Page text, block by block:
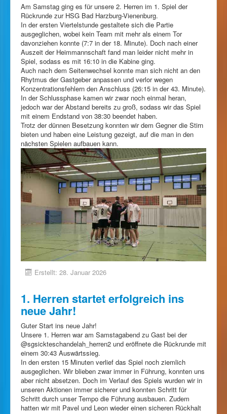
Am Samstag ging es für unsere 2. Herren im 1. Spiel der
Rückrunde zur HSG Bad Harzburg-Vienenburg.
In der ersten Viertelstunde gestaltete sich die Partie
ausgeglichen, wobei kein Team mit mehr als einem Tor
davonziehen konnte (7:7 in der 18. Minute). Doch nach einer
Auszeit der Heimmannschaft fand man leider nicht mehr in
Spiel, sodass es mit 16:10 in die Kabine ging.
Auch nach dem Seitenwechsel konnte man sich nicht an den
Rhytmus der Gastgeber anpassen und verlor wegen
Konzentrationsfehlern den Anschluss (26:15 in der 43. Minute).
In der Schlussphase kamen wir zwar noch einmal heran,
jedoch war der Abstand bereits zu groß, sodass wir das Spiel
mit einem Endstand von 38:30 beendet haben.
Trotz der dünnen Besetzung konnten wir dem Gegner die Stirn
bieten und haben eine Leistung gezeigt, auf die man in den
nächsten Spielen aufbauen kann.
Erstellt: 28. Januar 2026
1. Herren startet erfolgreich ins
neue Jahr!
Guter Start ins neue Jahr!
Unsere 1. Herren war am Samstagabend zu Gast bei der
@sgsickteschandelah_herren2 und eröffnete die Rückrunde mit
einem 30:43 Auswärtssieg.
In den ersten 15 Minuten verlief das Spiel noch ziemlich
ausgeglichen. Wir blieben zwar immer in Führung, konnten uns
aber nicht absetzen. Doch im Verlauf des Spiels wurden wir in
unseren Aktionen immer sicherer und konnten Schritt für
Schritt durch unser Tempo die Führung ausbauen. Zudem
hatten wir mit Pavel und Leon wieder einen sicheren Rückhalt